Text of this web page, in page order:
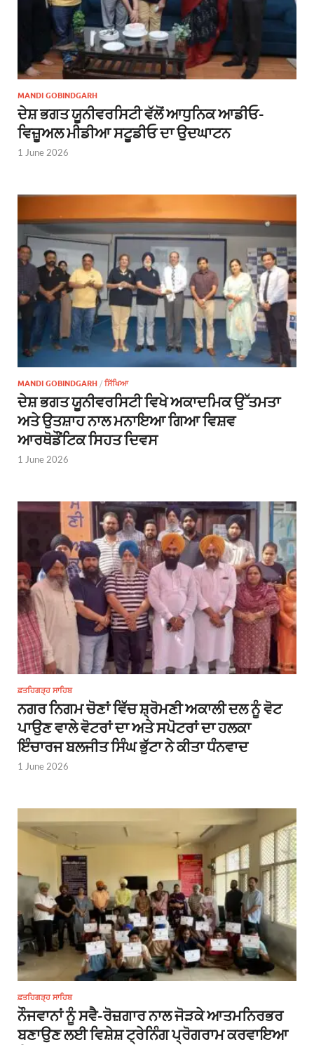
MANDI GOBINDGARH
ਦੇਸ਼ ਭਗਤ ਯੂਨੀਵਰਸਿਟੀ ਵੱਲੋਂ ਆਧੁਨਿਕ ਆਡੀਓ-
ਵਿਜ਼ੂਅਲ ਮੀਡੀਆ ਸਟੂਡੀਓ ਦਾ ਉਦਘਾਟਨ
1 June 2026
MANDI GOBINDGARH / ਸਿੱਖਿਆ
ਦੇਸ਼ ਭਗਤ ਯੂਨੀਵਰਸਿਟੀ ਵਿਖੇ ਅਕਾਦਮਿਕ ਉੱਤਮਤਾ
ਅਤੇ ਉਤਸ਼ਾਹ ਨਾਲ ਮਨਾਇਆ ਗਿਆ ਵਿਸ਼ਵ
ਆਰਥੋਡੌਂਟਿਕ ਸਿਹਤ ਦਿਵਸ
1 June 2026
ਫ਼ਤਹਿਗੜ੍ਹ ਸਾਹਿਬ
ਨਗਰ ਨਿਗਮ ਚੋਣਾਂ ਵਿੱਚ ਸ਼੍ਰੋਮਣੀ ਅਕਾਲੀ ਦਲ ਨੂੰ ਵੋਟ
ਪਾਉਣ ਵਾਲੇ ਵੋਟਰਾਂ ਦਾ ਅਤੇ ਸਪੋਟਰਾਂ ਦਾ ਹਲਕਾ
ਇੰਚਾਰਜ ਬਲਜੀਤ ਸਿੰਘ ਭੁੱਟਾ ਨੇ ਕੀਤਾ ਧੰਨਵਾਦ
1 June 2026
ਫ਼ਤਹਿਗੜ੍ਹ ਸਾਹਿਬ
ਨੌਜਵਾਨਾਂ ਨੂੰ ਸਵੈ-ਰੋਜ਼ਗਾਰ ਨਾਲ ਜੋੜਕੇ ਆਤਮਨਿਰਭਰ
ਬਣਾਉਣ ਲਈ ਵਿਸ਼ੇਸ਼ ਟ੍ਰੇਨਿੰਗ ਪ੍ਰੋਗਰਾਮ ਕਰਵਾਇਆ